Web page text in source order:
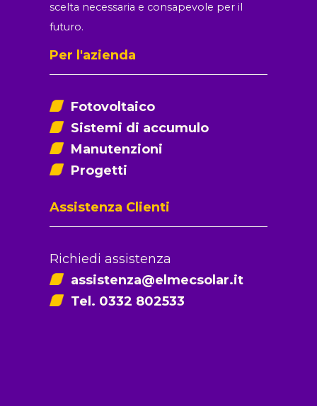
scelta necessaria e consapevole per il
futuro.
Per l'azienda
Fotovoltaico
Sistemi di accumulo
Manutenzioni
Progetti
Assistenza Clienti
Richiedi assistenza
assistenza@elmecsolar.it
Tel. 0332 802533